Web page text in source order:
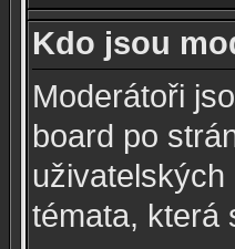
Kdo jsou
Moderátoři
board po
témata, která